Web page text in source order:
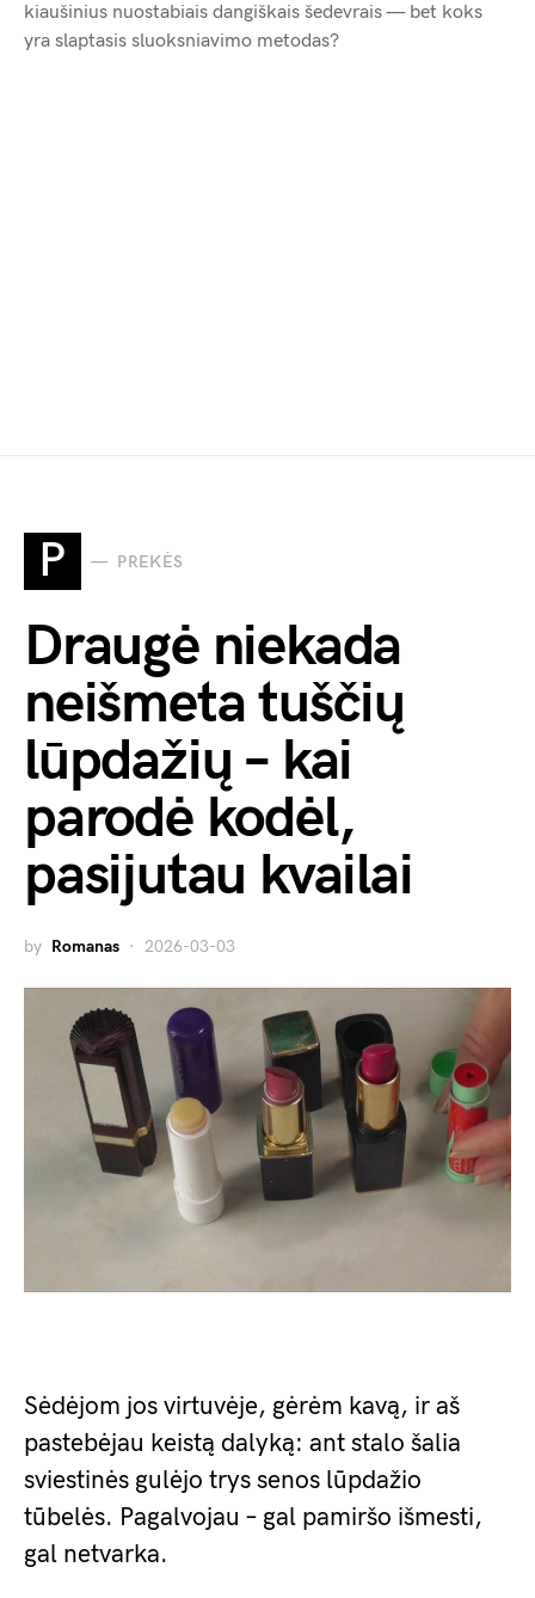
kiaušinius nuostabiais dangiškais šedevrais — bet koks
yra slaptasis sluoksniavimo metodas?
P PREKĖS
Draugė niekada
neišmeta tuščių
lūpdažių – kai
parodė kodėl,
pasijutau kvailai
by Romanas 2026-03-03
Sėdėjom jos virtuvėje, gėrėm kavą, ir aš
pastebėjau keistą dalyką: ant stalo šalia
sviestinės gulėjo trys senos lūpdažio
tūbelės. Pagalvojau – gal pamiršo išmesti,
gal netvarka.